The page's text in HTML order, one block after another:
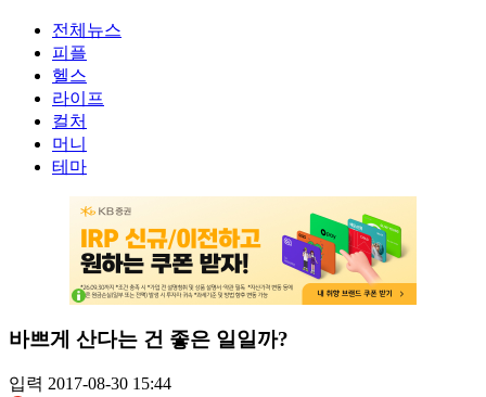
전체뉴스
피플
헬스
라이프
컬처
머니
테마
바쁘게 산다는 건 좋은 일일까?
입력 2017-08-30 15:44